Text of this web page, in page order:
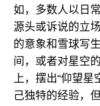
如，多数人以日
源头或诉说的立
的意象和雪球写
间，或者对星空
上，摆出“仰望星
己独特的经验，